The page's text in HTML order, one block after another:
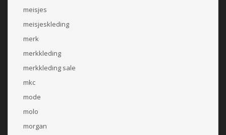
meisjes
meisjeskleding
merk
merkkleding
merkkleding sale
mkc
mode
molo
morgan